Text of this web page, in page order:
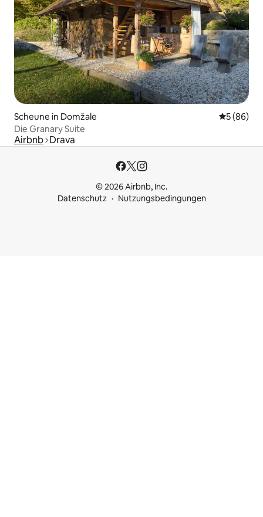
Scheune in Domžale
5 (86)
Die Granary Suite
Airbnb Drava
© 2026 Airbnb, Inc.
Datenschutz
Nutzungsbedingungen